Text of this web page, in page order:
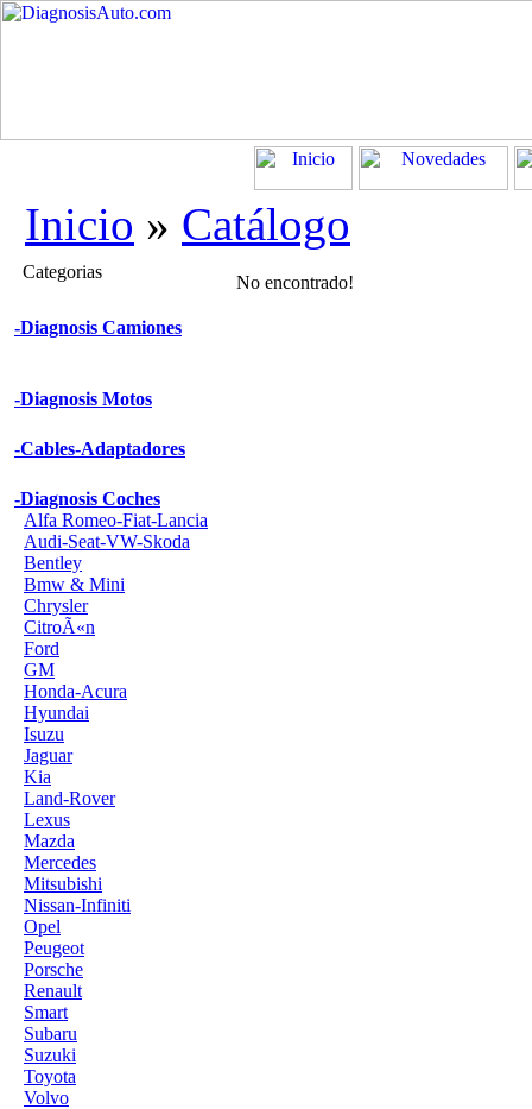
Inicio » Catálogo
Categorias
-Diagnosis Camiones
-Diagnosis Motos
-Cables-Adaptadores
-Diagnosis Coches
Alfa Romeo-Fiat-Lancia
Audi-Seat-VW-Skoda
Bentley
Bmw & Mini
Chrysler
CitroÃ«n
Ford
GM
Honda-Acura
Hyundai
Isuzu
Jaguar
Kia
Land-Rover
Lexus
Mazda
Mercedes
Mitsubishi
Nissan-Infiniti
Opel
Peugeot
Porsche
Renault
Smart
Subaru
Suzuki
Toyota
Volvo
No encontrado!